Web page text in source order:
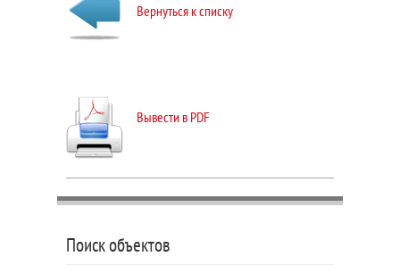
Вернуться к списку
Вывести в PDF
Поиск объектов